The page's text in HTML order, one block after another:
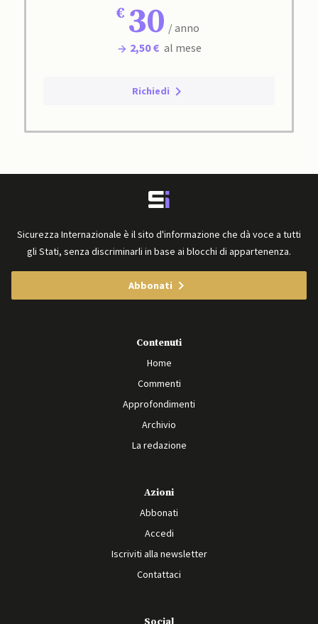
30 / anno
2,50 € al mese
Richiedi
Sicurezza Internazionale è il sito d'informazione che dà voce a tutti
gli Stati, senza discriminarli in base ai blocchi di appartenenza.
Abbonati
Contenuti
Home
Commenti
Approfondimenti
Archivio
La redazione
Azioni
Abbonati
Accedi
Iscriviti alla newsletter
Contattaci